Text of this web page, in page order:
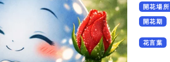
開花場所
開花期
花言葉